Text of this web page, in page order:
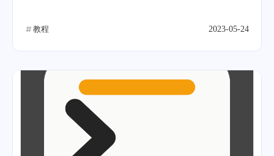
教程 2023-05-24